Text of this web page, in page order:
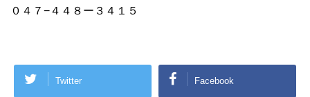
０４７−４４８ー３４１５
Twitter Facebook